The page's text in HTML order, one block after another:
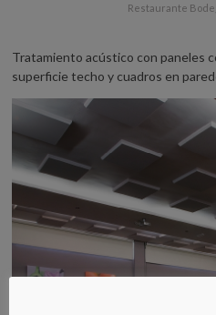
Restaurante
Tratamiento acústico con paneles
superficie techo y cuadros en